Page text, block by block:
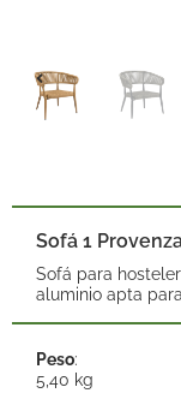
Sofá 1
Sofá para
aluminio apta
Peso:
5,40 kg